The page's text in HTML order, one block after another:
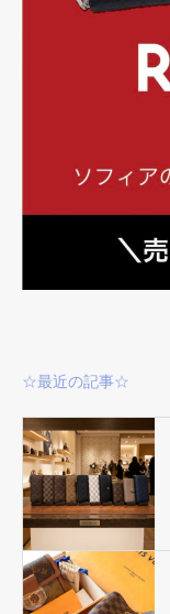
☆最近の記事☆